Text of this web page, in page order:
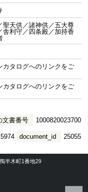
聖天供／諸神供／五大尊
舎利守／四条殿／加持香
カタログへのリンクをご
カタログへのリンクをご
文書番号 1000820023700
document_id 25055
半木町1番地29